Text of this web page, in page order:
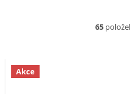
65
Akce